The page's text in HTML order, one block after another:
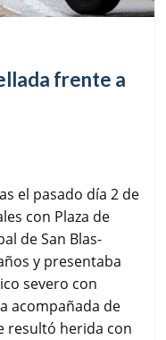
frente a
el pasado día 2 de
con Plaza de
de San Blas-
y presentaba
severo con
acompañada de
resultó herida con